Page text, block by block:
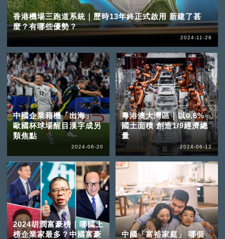
香港機場三跑道系統｜歷時13年終正式啟用 新建了甚
麼？有哪些優勢？
2024-11-28
中國企業藉機「出海」
歐國杯球場醒目漢字成另
類焦點
2024-06-20
粵港澳大灣區｜以0.6%
國土面積 創造1/9經濟總
量
2024-06-12
2024胡潤富豪榜｜哪國上
榜企業家最多？中國富豪
中國「富裕家庭」 哪個